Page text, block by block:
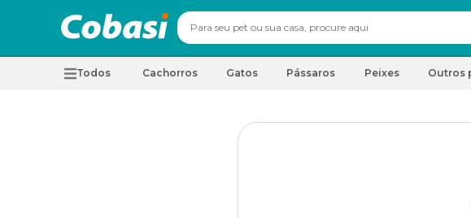
Todos Cachorros Gatos Pássaros Peixes Outros